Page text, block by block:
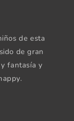
de esta
de gran
fantasía y